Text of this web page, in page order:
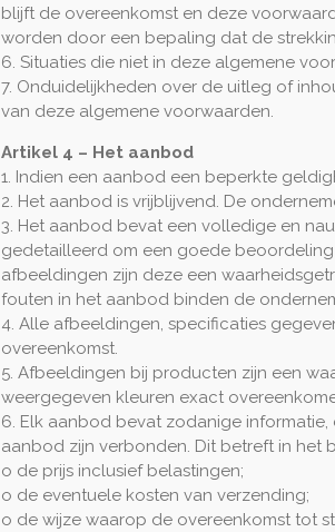
blijft de overeenkomst en deze
worden door een bepaling dat de
6. Situaties die niet in deze algemene
7. Onduidelijkheden over de uitleg of
van deze algemene voorwaarden.
Artikel 4 – Het aanbod
1. Indien een aanbod een beperkte
2. Het aanbod is vrijblijvend. De
3. Het aanbod bevat een volledige en
gedetailleerd om een goede
afbeeldingen zijn deze een
fouten in het aanbod binden de
4. Alle afbeeldingen, specificaties
overeenkomst.
5. Afbeeldingen bij producten zijn een
weergegeven kleuren exact
6. Elk aanbod bevat zodanige
aanbod zijn verbonden. Dit betreft in het
o de prijs inclusief belastingen;
o de eventuele kosten van verzending;
o de wijze waarop de overeenkomst tot